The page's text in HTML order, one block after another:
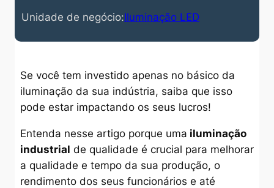
Unidade de negócio:Iluminação LED
Se você tem investido apenas no básico da
iluminação da sua indústria, saiba que isso
pode estar impactando os seus lucros!
Entenda nesse artigo porque uma iluminação
industrial de qualidade é crucial para melhorar
a qualidade e tempo da sua produção, o
rendimento dos seus funcionários e até